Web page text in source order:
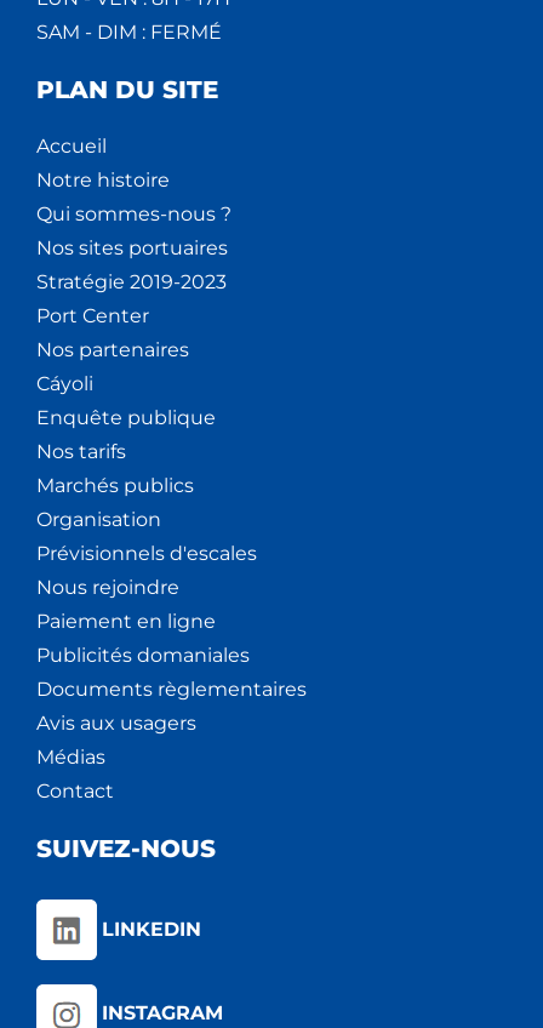
SAM - DIM : FERMÉ
PLAN DU SITE
Accueil
Notre histoire
Qui sommes-nous ?
Nos sites portuaires
Stratégie 2019-2023
Port Center
Nos partenaires
Cáyoli
Enquête publique
Nos tarifs
Marchés publics
Organisation
Prévisionnels d'escales
Nous rejoindre
Paiement en ligne
Publicités domaniales
Documents règlementaires
Avis aux usagers
Médias
Contact
SUIVEZ-NOUS
LINKEDIN
INSTAGRAM